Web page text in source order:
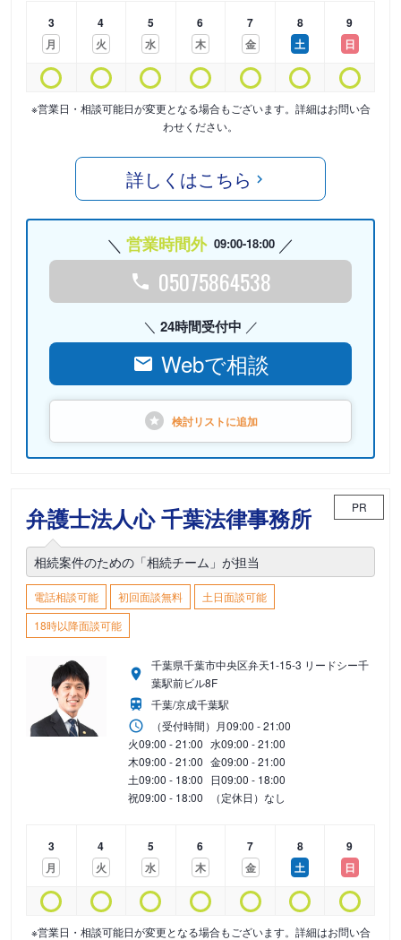
3
月
4
火
5
水
6
木
7
金
8
土
9
日
※営業日・相談可能日が変更となる場合もございます。詳細はお問い合
わせください。
詳しくはこちら
営業時間外 09:00-18:00
05075864538
24時間受付中
Webで相談
検討リストに追加
弁護士法人心 千葉法律事務所 PR
相続案件のための「相続チーム」が担当
電話相談可能 初回面談無料
土日面談可能
18時以降面談可能
千葉県千葉市中央区弁天1-15-3 リードシー千
葉駅前ビル8F
千葉/京成千葉駅
（受付時間） 月09:00 - 21:00
火09:00 - 21:00 水09:00 - 21:00
木09:00 - 21:00 金09:00 - 21:00
土09:00 - 18:00 日09:00 - 18:00
祝09:00 - 18:00 （定休日）なし
3
月
4
火
5
水
6
木
7
金
8
土
9
日
※営業日・相談可能日が変更となる場合もございます。詳細はお問い合